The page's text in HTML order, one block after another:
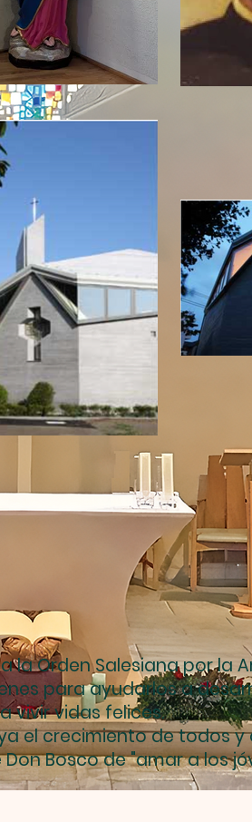
la Orden Salesiana por la
para ayudarlos a
vivir vidas felices.
el crecimiento de todos
Bosco de "amar a los